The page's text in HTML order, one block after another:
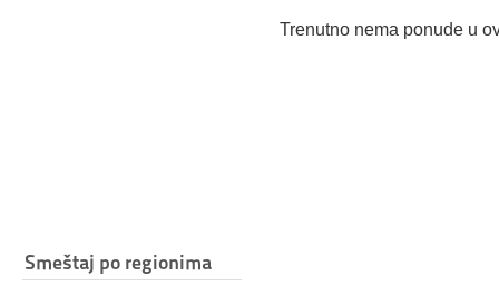
Smeštaj po regionima
Trenutno nema ponude u